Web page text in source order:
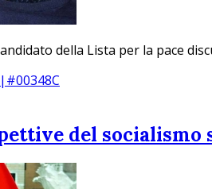
della Lista per la pace
del